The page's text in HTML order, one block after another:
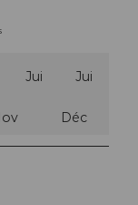
Jui Jui
Déc